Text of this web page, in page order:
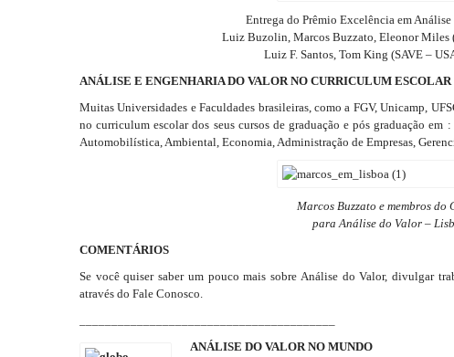
Entrega do Prêmio Excelência em
Luiz Buzolin, Marcos Buzzato, Eleonor Miles
Luiz F. Santos, Tom King (SAVE –
ANÁLISE E ENGENHARIA DO VALOR NO CURRICULUM ESCOLAR
Muitas Universidades e Faculdades brasileiras, como a FGV, Unicamp,
no curriculum escolar dos seus cursos de graduação e pós graduação
Automobilística, Ambiental, Economia, Administração de Empresas,
Marcos Buzzato e membros do
para Análise do Valor –
COMENTÁRIOS
Se você quiser saber um pouco mais sobre Análise do Valor, divulgar
através do Fale Conosco.
ANÁLISE DO VALOR NO MUNDO